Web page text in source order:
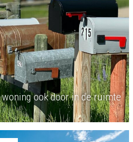
ook door in de ruimte